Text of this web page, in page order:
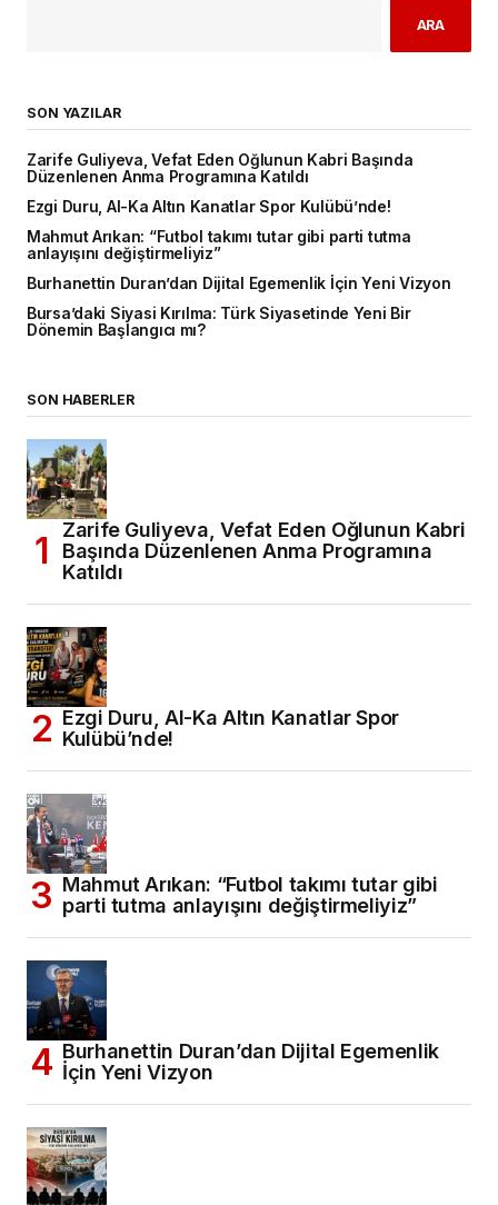
ARA
SON YAZILAR
Zarife Guliyeva, Vefat Eden Oğlunun Kabri Başında
Düzenlenen Anma Programına Katıldı
Ezgi Duru, Al-Ka Altın Kanatlar Spor Kulübü’nde!
Mahmut Arıkan: “Futbol takımı tutar gibi parti tutma
anlayışını değiştirmeliyiz”
Burhanettin Duran’dan Dijital Egemenlik İçin Yeni Vizyon
Bursa’daki Siyasi Kırılma: Türk Siyasetinde Yeni Bir
Dönemin Başlangıcı mı?
SON HABERLER
Zarife Guliyeva, Vefat Eden Oğlunun Kabri
Başında Düzenlenen Anma Programına
Katıldı
Ezgi Duru, Al-Ka Altın Kanatlar Spor
Kulübü’nde!
Mahmut Arıkan: “Futbol takımı tutar gibi
parti tutma anlayışını değiştirmeliyiz”
Burhanettin Duran’dan Dijital Egemenlik
İçin Yeni Vizyon